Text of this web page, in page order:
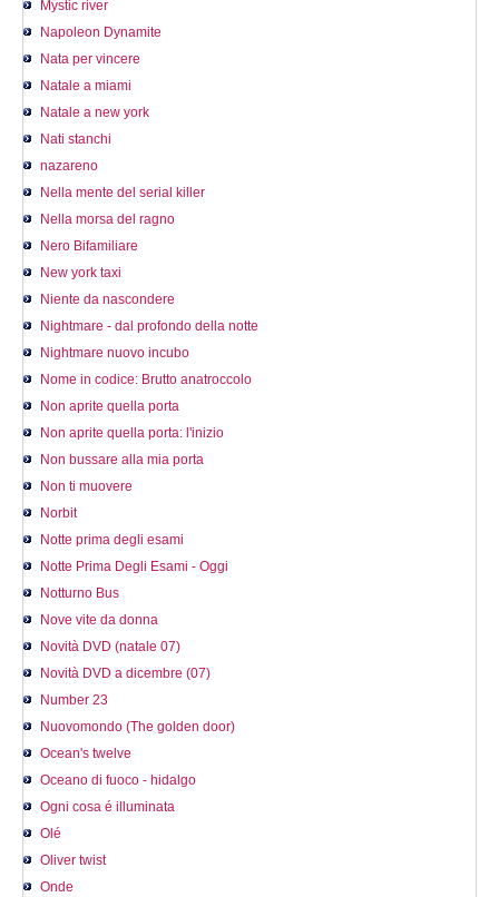
Mystic river
Napoleon Dynamite
Nata per vincere
Natale a miami
Natale a new york
Nati stanchi
nazareno
Nella mente del serial killer
Nella morsa del ragno
Nero Bifamiliare
New york taxi
Niente da nascondere
Nightmare - dal profondo della notte
Nightmare nuovo incubo
Nome in codice: Brutto anatroccolo
Non aprite quella porta
Non aprite quella porta: l'inizio
Non bussare alla mia porta
Non ti muovere
Norbit
Notte prima degli esami
Notte Prima Degli Esami - Oggi
Notturno Bus
Nove vite da donna
Novità DVD (natale 07)
Novità DVD a dicembre (07)
Number 23
Nuovomondo (The golden door)
Ocean's twelve
Oceano di fuoco - hidalgo
Ogni cosa é illuminata
Olé
Oliver twist
Onde